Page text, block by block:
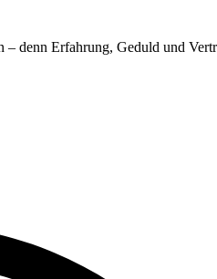
denn Erfahrung, Geduld und